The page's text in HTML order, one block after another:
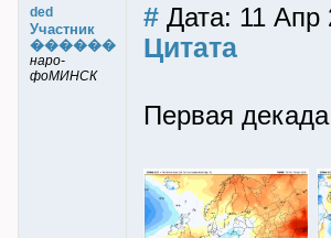
ded
Участник
������
наро-
фоМИНСК
# Дата: 11 Апр
Цитата
Первая